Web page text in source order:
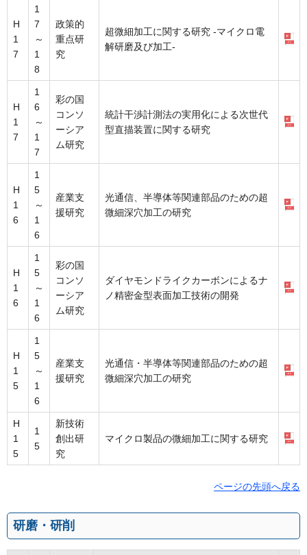
H
1
7
1
7
～
1
8
政策的
重点研
究
超微細加工に関する研究 -マイクロ電
解研磨及び加工-
H
1
7
1
6
～
1
7
彩の国
コンソ
ーシア
ム研究
統計干渉計測法の実用化による次世代
型直描装置に関する研究
H
1
6
1
5
～
1
6
産業支
援研究
光通信、半導体等関連部品のための超
微細深穴加工の研究
H
1
6
1
5
～
1
6
彩の国
コンソ
ーシア
ム研究
ダイヤモンドライクカーボンによるナ
ノ精密金型表面加工技術の開発
H
1
5
1
5
～
1
6
産業支
援研究
光通信・半導体等関連部品のための超
微細深穴加工の研究
H
1
5
1
5
新技術
創出研
究
マイクロ製品の微細加工に関する研究
ページの先頭へ戻る
研磨・研削